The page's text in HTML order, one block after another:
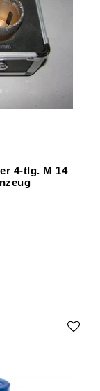
4-tlg. M 14